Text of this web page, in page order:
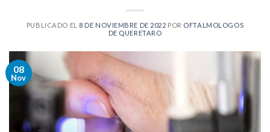
PUBLICADO EL 8 DE NOVIEMBRE DE 2022 POR OFTALMOLOGOS
DE QUERETARO
08
Nov